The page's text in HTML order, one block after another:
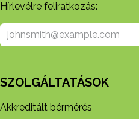
Hírlevélre feliratkozás:
SZOLGÁLTATÁSOK
Akkreditált bérmérés